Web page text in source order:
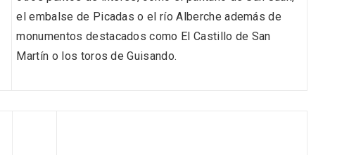
el embalse de Picadas o el río Alberche además de
monumentos destacados como El Castillo de San
Martín o los toros de Guisando.